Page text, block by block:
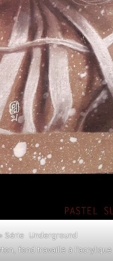
Série Underground
fond travaillé à